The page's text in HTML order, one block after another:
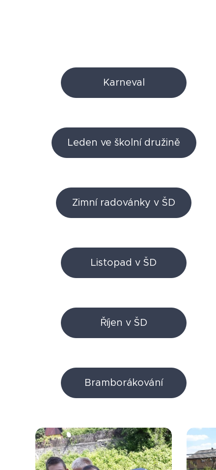
Karneval
Leden ve školní družině
Zimní radovánky v ŠD
Listopad v ŠD
Říjen v ŠD
Bramborákování